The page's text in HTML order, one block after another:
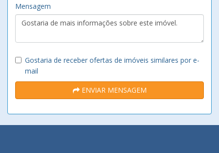
Mensagem
Gostaria de receber ofertas de imóveis similares por e-
mail
ENVIAR MENSAGEM